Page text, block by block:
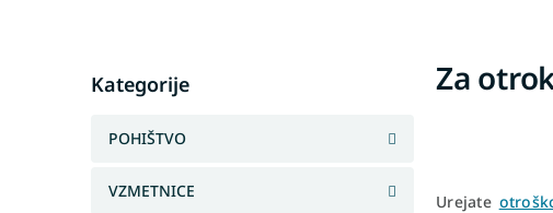
e
b
categories
Kategorije
POHIŠTVO
VZMETNICE
Za
Urejate